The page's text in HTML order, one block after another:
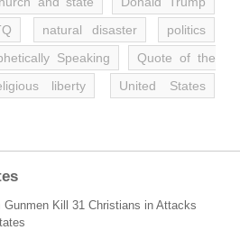
natural disaster
politics
Speaking
Quote of the
liberty
United States
Gunmen Kill 31 Christians in Attacks